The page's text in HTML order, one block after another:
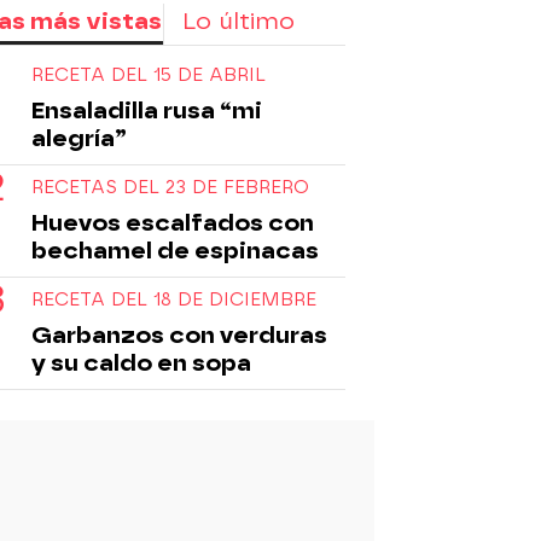
más vistas Lo último
RECETA DEL 15 DE ABRIL
Ensaladilla rusa “mi
alegría”
RECETAS DEL 23 DE FEBRERO
Huevos escalfados con
bechamel de espinacas
RECETA DEL 18 DE DICIEMBRE
Garbanzos con verduras
y su caldo en sopa